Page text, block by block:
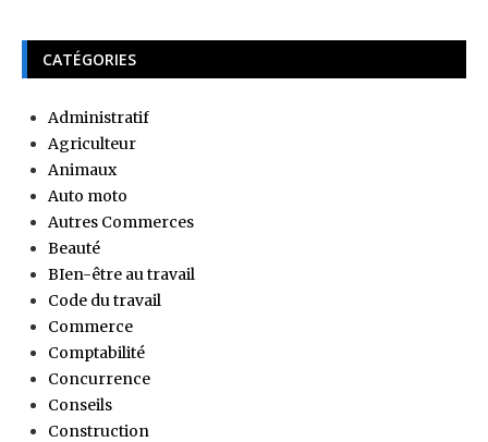
CATÉGORIES
Administratif
Agriculteur
Animaux
Auto moto
Autres Commerces
Beauté
BIen-être au travail
Code du travail
Commerce
Comptabilité
Concurrence
Conseils
Construction